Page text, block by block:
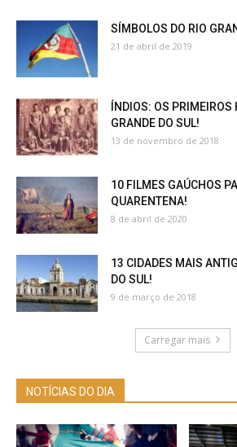
SÍMBOLOS DO RIO
21 de abril de 2019
ÍNDIOS: OS PRIMEIROS
GRANDE DO SUL!
13 de novembro de 2018
10 FILMES GAÚCHOS
QUARENTENA!
8 de abril de 2020
13 CIDADES MAIS
DO SUL!
9 de março de 2018
Carregar mais
NOTÍCIAS DO DIA